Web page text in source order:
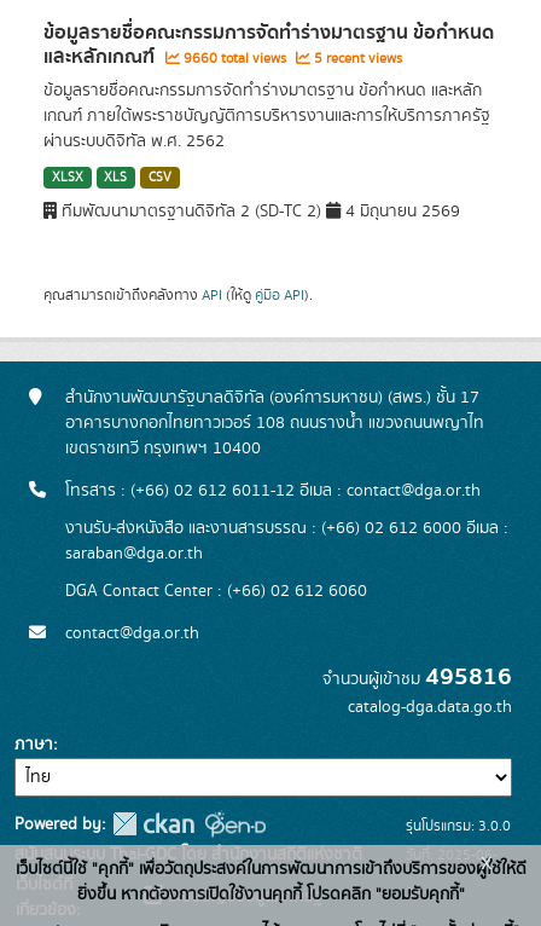
ข้อมูลรายชื่อคณะกรรมการจัดทำร่างมาตรฐาน ข้อกำหนด
และหลักเกณฑ์ 9660 total views 5 recent views
ข้อมูลรายชื่อคณะกรรมการจัดทำร่างมาตรฐาน ข้อกำหนด และหลัก
เกณฑ์ ภายใต้พระราชบัญญัติการบริหารงานและการให้บริการภาครัฐ
ผ่านระบบดิจิทัล พ.ศ. 2562
XLSX XLS CSV
ทีมพัฒนามาตรฐานดิจิทัล 2 (SD-TC 2) 4 มิถุนายน 2569
คุณสามารถเข้าถึงคลังทาง API (ให้ดู คู่มือ API).
สำนักงานพัฒนารัฐบาลดิจิทัล (องค์การมหาชน) (สพร.) ชั้น 17
อาคารบางกอกไทยทาวเวอร์ 108 ถนนรางน้ำ แขวงถนนพญาไท
เขตราชเทวี กรุงเทพฯ 10400
โทรสาร : (+66) 02 612 6011-12 อีเมล : contact@dga.or.th
งานรับ-ส่งหนังสือ และงานสารบรรณ : (+66) 02 612 6000 อีเมล :
saraban@dga.or.th
DGA Contact Center : (+66) 02 612 6060
contact@dga.or.th
จำนวนผู้เข้าชม 495816
catalog-dga.data.go.th
ภาษา
Powered by:
สนับสนุนระบบ Thai-GDC โดย สำนักงานสถิติแห่งชาติ
เว็บไซต์ที่
เกี่ยวข้อง:
ระบบบัญชีข้อมูลภาครัฐ
รุ่นโปรแกรม: 3.0.0
วันที่: 2025-06-
26
เว็บไซต์นี้ใช้ "คุกกี้" เพื่อวัตถุประสงค์ในการพัฒนาการเข้าถึงบริการของผู้ใช้ให้ดี
ยิ่งขึ้น หากต้องการเปิดใช้งานคุกกี้ โปรดคลิก "ยอมรับคุกกี้"
x